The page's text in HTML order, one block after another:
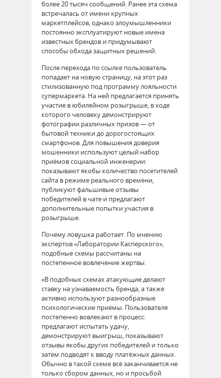
более 20 тысяч сообщений. Ранее эта схема
встречалась от имени крупных
маркетплейсов, однако злоумышленники
постоянно эксплуатируют новые имена
известных брендов и придумывают
способы обхода защитных решений.
После перехода по ссылке пользователь
попадает на новую страницу, на этот раз
стилизованную под программу лояльности
супермаркета. На ней предлагается принять
участие в юбилейном розыгрыше, в ходе
которого человеку демонстрируют
фотографии различных призов — от
бытовой техники до дорогостоящих
смартфонов. Для повышения доверия
мошенники используют целый набор
приёмов социальной инженерии:
показывают якобы количество посетителей
сайта в режиме реального времени,
публикуют фальшивые отзывы
победителей в чате и предлагают
дополнительные попытки участия в
розыгрыше.
Почему ловушка работает. По мнению
экспертов «Лаборатории Касперского»,
подобные схемы рассчитаны на
постепенное вовлечение жертвы.
«В подобных схемах атакующие делают
ставку на узнаваемость бренда, а также
активно используют разнообразные
психологические приёмы. Пользователя
постепенно вовлекают в процесс:
предлагают испытать удачу,
демонстрируют выигрыш, показывают
отзывы якобы других победителей и только
затем подводят к вводу платёжных данных.
Обычно в такой схеме всё заканчивается не
только сбором данных, но и просьбой